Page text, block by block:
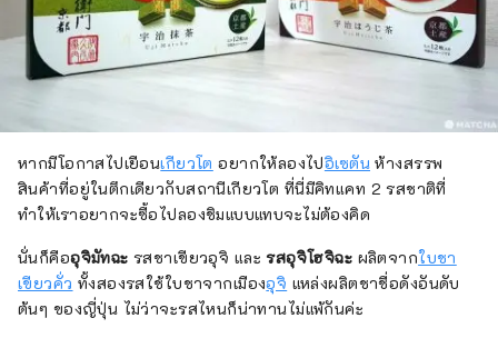
หากมีโอกาสไปเยือนเกียวโต อยากให้ลองไปอิเซตัน ห้างสรรพ
สินค้าที่อยู่ในตึกเดียวกับสถานีเกียวโต ที่นี่มีคิทแคท 2 รสชาติที่
ทำให้เราอยากจะซื้อไปลองชิมแบบแทบจะไม่ต้องคิด
นั่นก็คืออุจิมัทฉะ รสชาเขียวอุจิ และ รสอุจิโฮจิฉะ ผลิตจากใบชา
เขียวคั่ว ทั้งสองรสใช้ใบชาจากเมืองอุจิ แหล่งผลิตชาชื่อดังอันดับ
ต้นๆ ของญี่ปุ่น ไม่ว่าจะรสไหนก็น่าทานไม่แพ้กันค่ะ